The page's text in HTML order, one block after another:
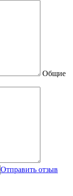
Общие
Отправить отзыв